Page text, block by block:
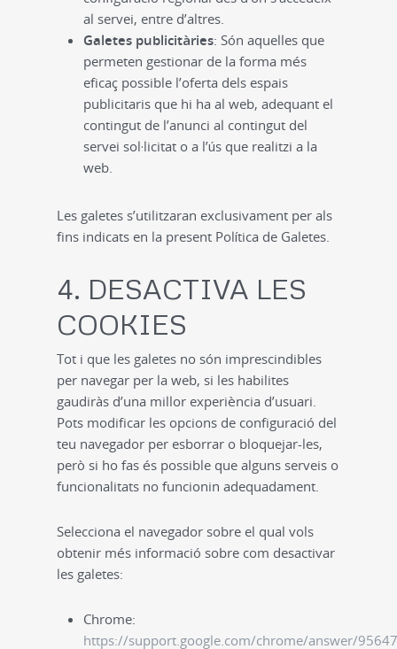
al servei, entre d’altres.
Galetes publicitàries: Són aquelles que
permeten gestionar de la forma més
eficaç possible l’oferta dels espais
publicitaris que hi ha al web, adequant el
contingut de l’anunci al contingut del
servei sol·licitat o a l’ús que realitzi a la
web.
Les galetes s’utilitzaran exclusivament per als
fins indicats en la present Política de Galetes.
4. DESACTIVA LES
COOKIES
Tot i que les galetes no són imprescindibles
per navegar per la web, si les habilites
gaudiràs d’una millor experiència d’usuari.
Pots modificar les opcions de configuració del
teu navegador per esborrar o bloquejar-les,
però si ho fas és possible que alguns serveis o
funcionalitats no funcionin adequadament.
Selecciona el navegador sobre el qual vols
obtenir més informació sobre com desactivar
les galetes:
Chrome:
https://support.google.com/chrome/answer/